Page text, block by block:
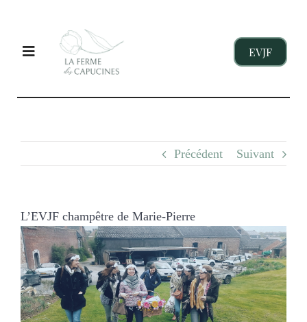
contenu
Toggle
Navigation
ENTREPRISES
ENFANTS
NOS GITES
MARIAGES
EVJF
Précédent Suivant
L’EVJF champêtre de Marie-Pierre
Voir
l'image
agrandie